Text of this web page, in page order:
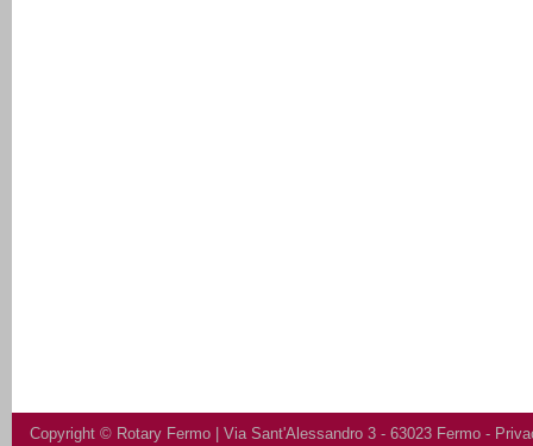
Copyright © Rotary Fermo | Via Sant'Alessandro 3 - 63023 Fermo -